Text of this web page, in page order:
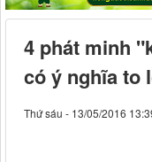
4 phát minh
có ý nghĩa to
Thứ sáu - 13/05/2016